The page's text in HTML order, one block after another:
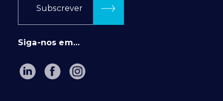
Subscrever
Siga-nos em…